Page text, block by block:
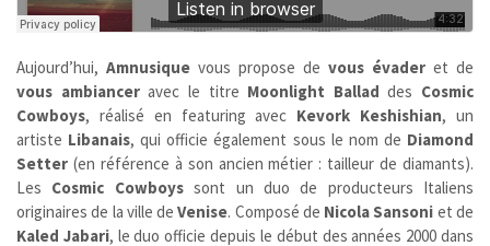
Aujourd’hui, Amnusique vous propose de vous évader et de
vous ambianceravec le titre Moonlight Ballad des Cosmic
Cowboys, réalisé en featuring avec Kevork Keshishian, un
artiste Libanais, qui officie également sous le nom de Diamond
Setter (en référence à son ancien métier : tailleur de diamants).
Les Cosmic Cowboyssont un duo de producteurs Italiens
originaires de la ville deVenise. Composé de Nicola Sansoni et de
Kaled Jabari, le duo officie depuis le début des années 2000 dans